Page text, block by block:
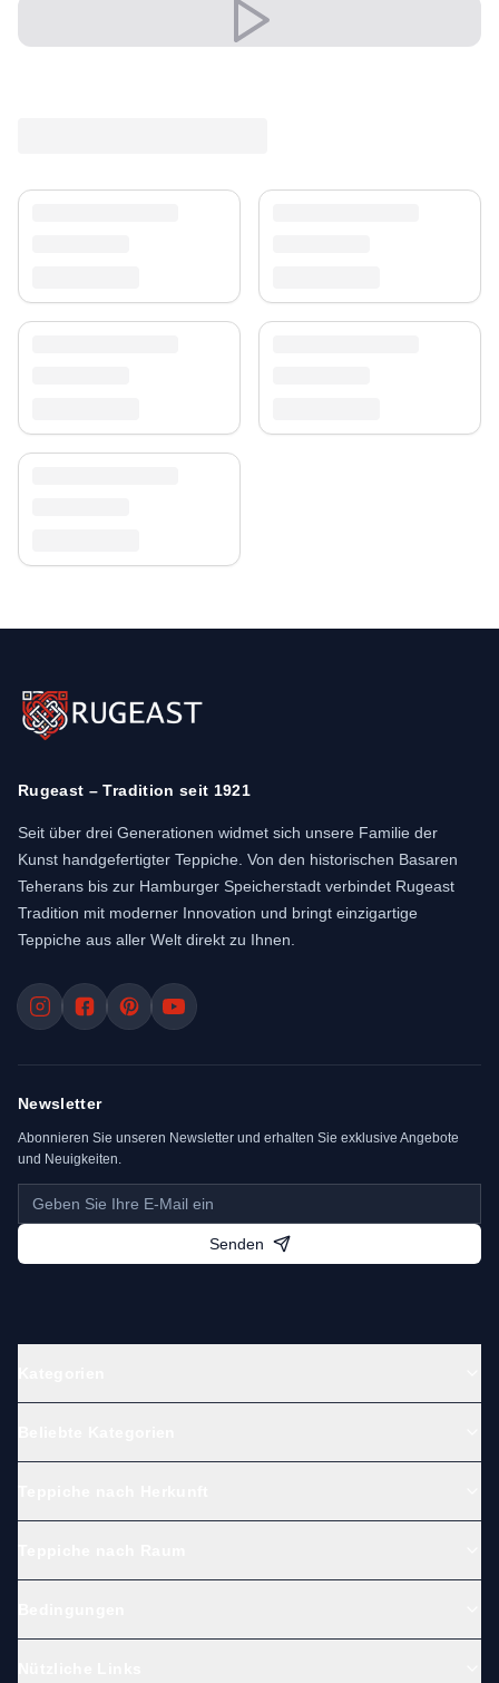
Sein edler Look wertet Wohn- und Schlafzimmer auf
Versand & Service
Rugeast – Tradition seit 1921
Seit über drei Generationen widmet sich unsere Familie der
Kunst handgefertigter Teppiche. Von den historischen Basaren
Teherans bis zur Hamburger Speicherstadt verbindet Rugeast
Tradition mit moderner Innovation und bringt einzigartige
Teppiche aus aller Welt direkt zu Ihnen.
Newsletter
Abonnieren Sie unseren Newsletter und erhalten Sie exklusive Angebote
und Neuigkeiten.
Senden